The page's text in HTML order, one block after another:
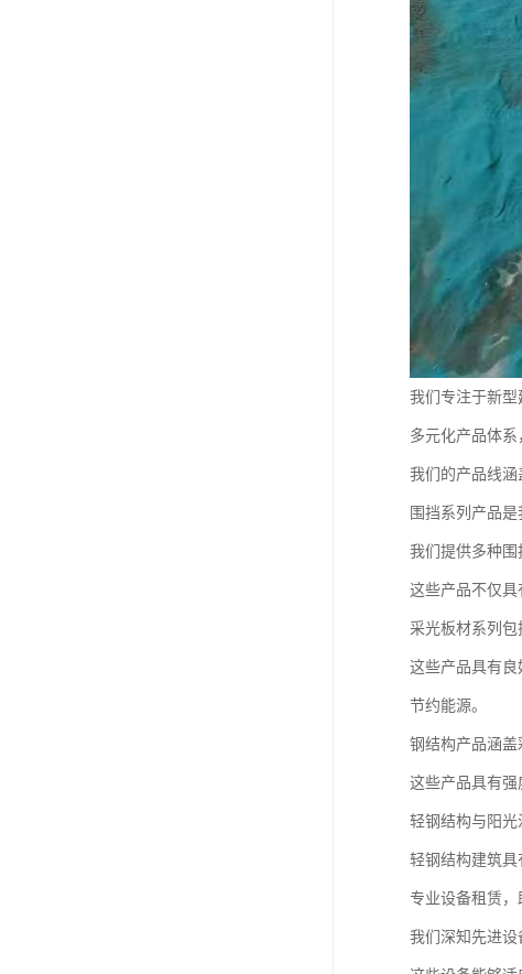
我们专注于新型
多元化产品体
我们的产品线涵
围挡系列产品是
我们提供多种围
这些产品不仅具
采光板材系列包
这些产品具有
节约能源。
钢结构产品涵盖
这些产品具有强
轻钢结构与阳光
轻钢结构建筑具
专业设备租赁
我们深知先进设